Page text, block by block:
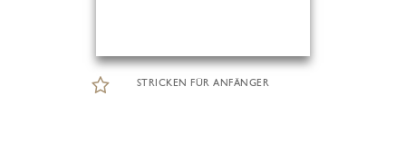
STRICKEN FÜR ANFÄNGER